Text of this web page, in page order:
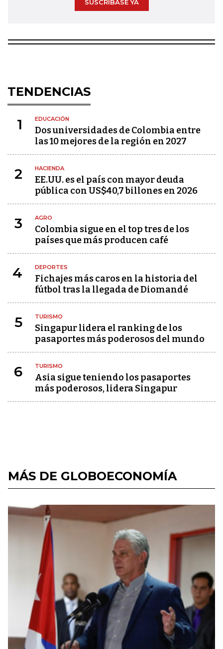
SUSCRÍBASE YA
TENDENCIAS
1 EDUCACIÓN
Dos universidades de Colombia entre
las 10 mejores de la región en 2027
2 HACIENDA
EE.UU. es el país con mayor deuda
pública con US$40,7 billones en 2026
3 AGRO
Colombia sigue en el top tres de los
países que más producen café
4 DEPORTES
Fichajes más caros en la historia del
fútbol tras la llegada de Diomandé
5 TURISMO
Singapur lidera el ranking de los
pasaportes más poderosos del mundo
6 TURISMO
Asia sigue teniendo los pasaportes
más poderosos, lidera Singapur
MÁS DE GLOBOECONOMÍA